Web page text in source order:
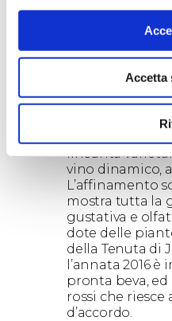
Accetta
guida del
secondo anno
innovativo, che
modernità
fruttato
olfattiva non
linearità
vino dinamico,
L’affinamento
mostra tutta la
gustativa e
dote delle
della Tenuta di
l’annata 2016 è
pronta beva,
rossi che
d’accordo.